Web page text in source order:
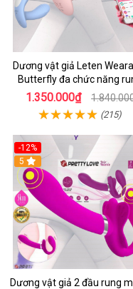
Dương vật giả Leten
Butterfly đa chức năng
mạnh điều khiển app
1.350.000₫
(215)
-12%
5
Dương vật giả 2 đầu rung